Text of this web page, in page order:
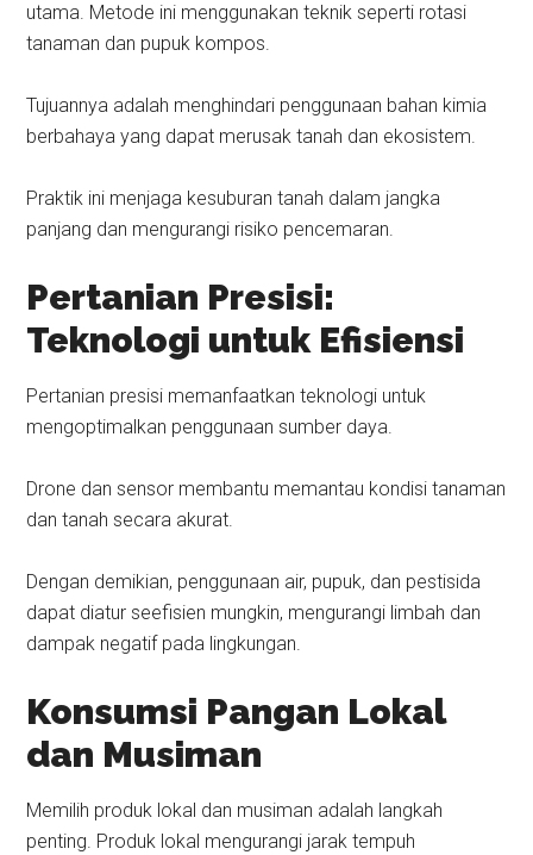
utama. Metode ini menggunakan teknik seperti rotasi
tanaman dan pupuk kompos.
Tujuannya adalah menghindari penggunaan bahan kimia
berbahaya yang dapat merusak tanah dan ekosistem.
Praktik ini menjaga kesuburan tanah dalam jangka
panjang dan mengurangi risiko pencemaran.
Pertanian Presisi:
Teknologi untuk Efisiensi
Pertanian presisi memanfaatkan teknologi untuk
mengoptimalkan penggunaan sumber daya.
Drone dan sensor membantu memantau kondisi tanaman
dan tanah secara akurat.
Dengan demikian, penggunaan air, pupuk, dan pestisida
dapat diatur seefisien mungkin, mengurangi limbah dan
dampak negatif pada lingkungan.
Konsumsi Pangan Lokal
dan Musiman
Memilih produk lokal dan musiman adalah langkah
penting. Produk lokal mengurangi jarak tempuh